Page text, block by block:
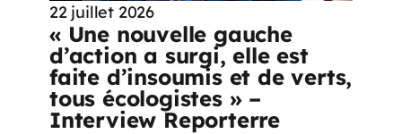
22 juillet 2026
« Une nouvelle gauche
d’action a surgi, elle est
faite d’insoumis et de verts,
tous écologistes » –
Interview Reporterre